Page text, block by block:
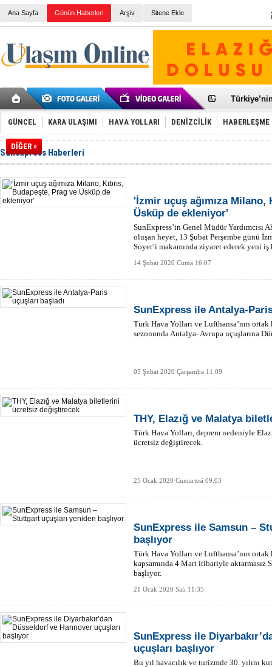
Ana Sayfa Günün Haberleri Arşiv Sitene Ekle
BMW,
Kiralık
VW'de
İzmir-
Toyota
HAVAŞ 21
Rus savaş
GÜNCEL KARA ULAŞIMI HAVA YOLLARI DENİZCİLİK HABERLEŞME
DİĞER »
Sunexpress Haberleri
'İzmir uçuş ağımıza Milano,
Üsküp de ekleniyor'
SunExpress’in Genel Müdür
oluşan heyet, 13 Şubat Perşembe günü
Soyer’i makamında ziyaret ederek yeni
14 Şubat 2020 Cuma 16:07
SunExpress ile Antalya-
Türk Hava Yolları ve Lufthansa’nın
sezonunda Antalya- Avrupa uçuşlarına
05 Şubat 2020 Çarşamba 11:09
THY, Elazığ ve Malatya
Türk Hava Yolları, deprem nedeniyle
ücretsiz değiştirecek.
25 Ocak 2020 Cumartesi 09:03
SunExpress ile Samsun –
başlıyor
Türk Hava Yolları ve Lufthansa’nın
kapsamında 4 Mart itibariyle aktarmasız
başlıyor.
21 Ocak 2020 Salı 11:35
SunExpress ile
uçuşları başlıyor
Bu yıl havacılık ve turizmde 30. yılını
4